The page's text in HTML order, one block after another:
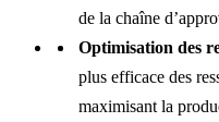
de la chaîne
Optimisation des
plus efficace des
maximisant la